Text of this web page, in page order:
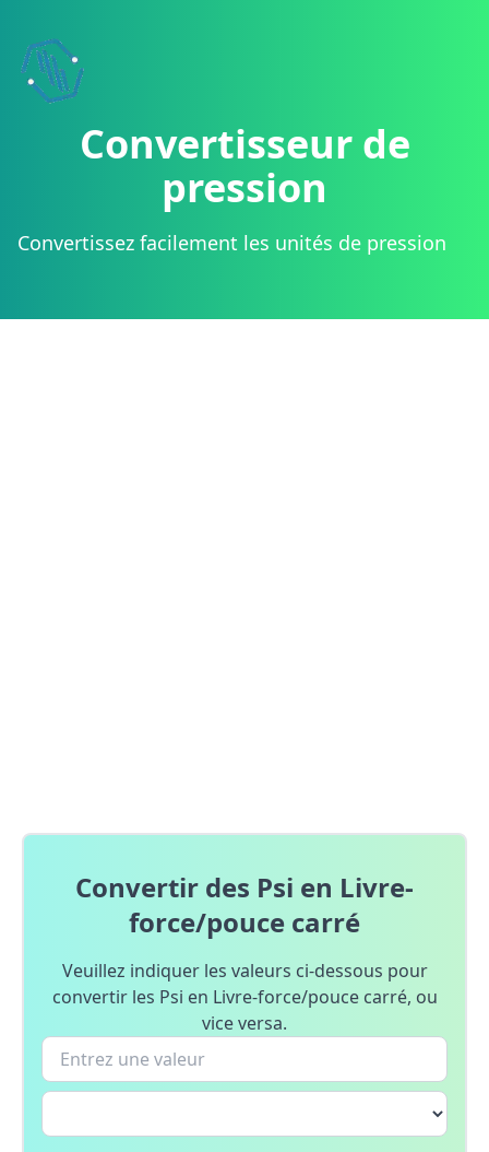
Convertisseur de
pression
Convertissez facilement les unités de pression
Convertir des Psi en Livre-
force/pouce carré
Veuillez indiquer les valeurs ci-dessous pour
convertir les Psi en Livre-force/pouce carré, ou
vice versa.